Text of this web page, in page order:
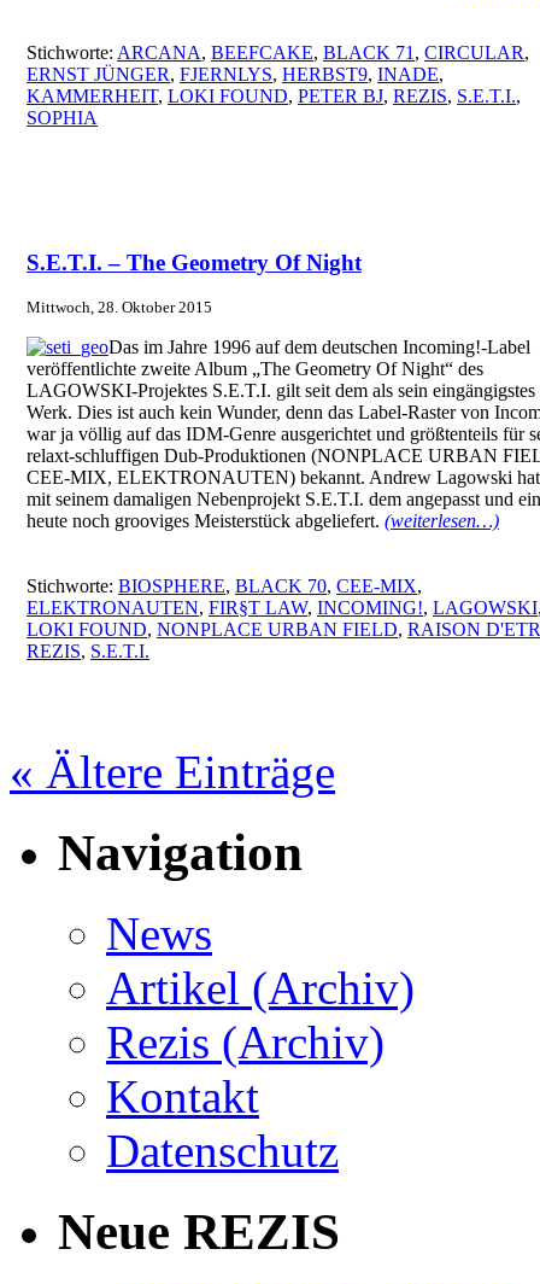
Stichworte: ARCANA, BEEFCAKE, BLACK 71 , CIRCULAR,
ERNST JÜNGER, FJERNLYS, HERBST9, INADE,
KAMMERHEIT, LOKI FOUND, PETER BJ, REZIS, S.E.T.I.,
SOPHIA
S.E.T.I. – The Geometry Of Night
Mittwoch, 28. Oktober 2015
Das im Jahre 1996 auf dem deutschen Incoming!-Label
veröffentlichte zweite Album „The Geometry Of Night“ des
LAGOWSKI-Projektes S.E.T.I. gilt seit dem als sein eingängigstes
Werk. Dies ist auch kein Wunder, denn das Label-Raster von
war ja völlig auf das IDM-Genre ausgerichtet und größtenteils für
relaxt-schluffigen Dub-Produktionen (NONPLACE URBAN
CEE-MIX, ELEKTRONAUTEN) bekannt. Andrew Lagowski
mit seinem damaligen Nebenprojekt S.E.T.I. dem angepasst und
heute noch grooviges Meisterstück abgeliefert. (weiterlesen…)
Stichworte: BIOSPHERE, BLACK 70, CEE-MIX,
ELEKTRONAUTEN, FIR§T LAW, INCOMING!, LAGOWSKI
LOKI FOUND, NONPLACE URBAN FIELD, RAISON
REZIS, S.E.T.I.
« Ältere Einträge
Navigation
News
Artikel (Archiv)
Rezis (Archiv)
Kontakt
Datenschutz
Neue REZIS